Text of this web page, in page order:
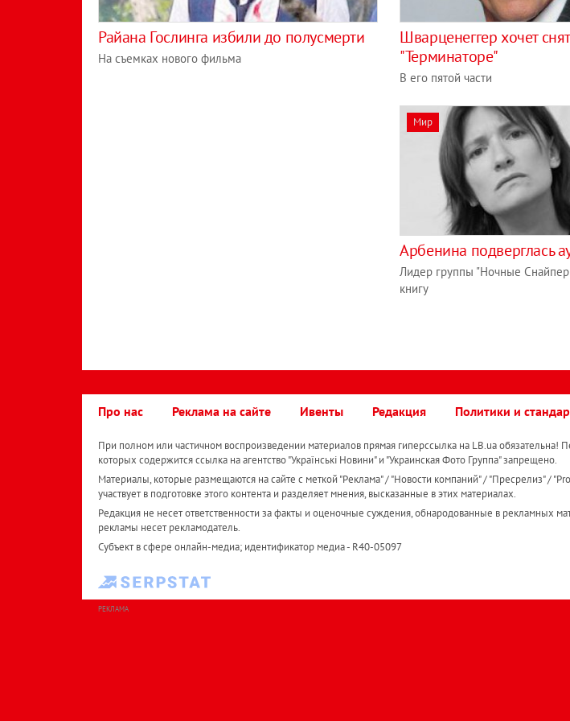
Райана Гослинга избили до полусмерти
На съемках нового фильма
Шварценеггер хочет
"Терминаторе"
В его пятой части
Мир
Арбенина подверглась
Лидер группы "Ночные
книгу
Про нас Реклама на сайте Ивенты Редакция Политики и
При полном или частичном воспроизведении материалов прямая гиперссылка на LB.ua обязательна!
которых содержится ссылка на агентство "Українськi Новини" и "Украинская Фото Группа" запрещено.
Материалы, которые размещаются на сайте с меткой "Реклама" / "Новости компаний" / "Пресрелиз" /
участвует в подготовке этого контента и разделяет мнения, высказанные в этих материалах.
Редакция не несет ответственности за факты и оценочные суждения, обнародованные в рекламных
рекламы несет рекламодатель.
Субъект в сфере онлайн-медиа; идентификатор медиа - R40-05097
РЕКЛАМА